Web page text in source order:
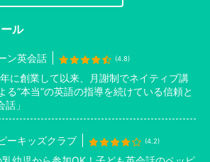
ル
ン英会話 (4.8)
に創業して以来、月謝制でネイティブ講
る”本当”の英語の指導を続けている信頼と
」
ーキッズクラブ (4.2)